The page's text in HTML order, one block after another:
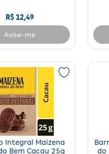
R$ 12,49
Avise-me
Integral Maizena
Bem Cacau 25g
do